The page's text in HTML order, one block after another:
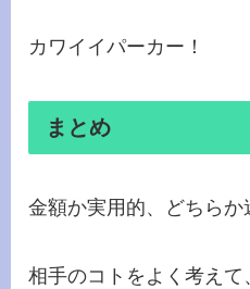
カワイイパーカー！
まとめ
金額か実用的、どちらか
相手のコトをよく考え